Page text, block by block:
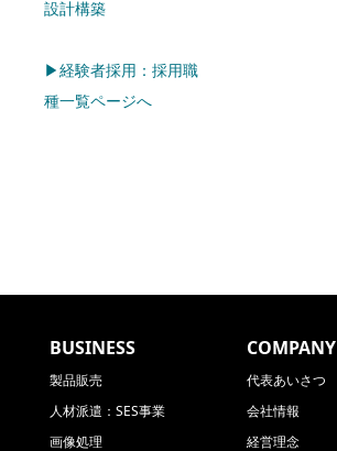
設計構築
▶経験者採用：採用職
種一覧ページへ
BUSINESS
製品販売
人材派遣：SES事業
画像処理
COMPANY
代表あいさつ
会社情報
経営理念